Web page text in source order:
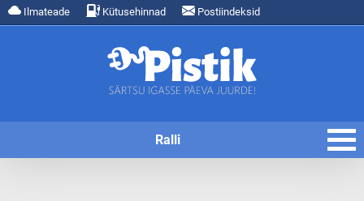
Ilmateade Kütusehinnad Postiindeksid
Ralli